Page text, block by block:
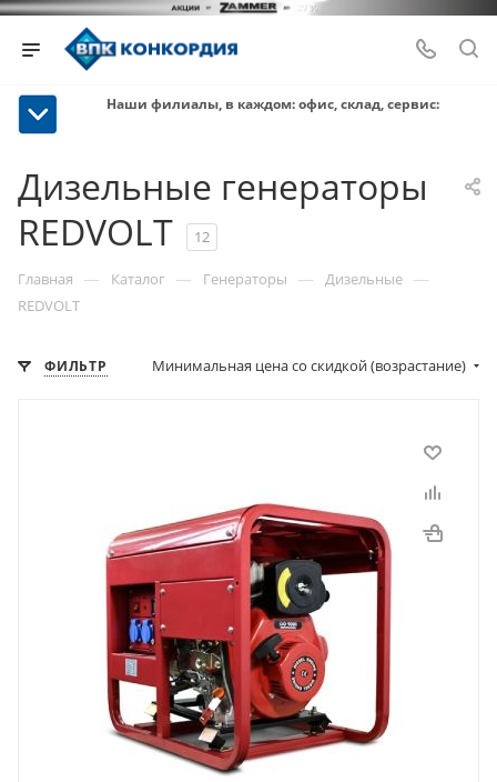
Наши филиалы, в каждом: офис, склад, сервис:
Дизельные генераторы
REDVOLT
12
Главная — Каталог — Генераторы — Дизельные —
REDVOLT
ФИЛЬТР Минимальная цена со скидкой (возрастание)